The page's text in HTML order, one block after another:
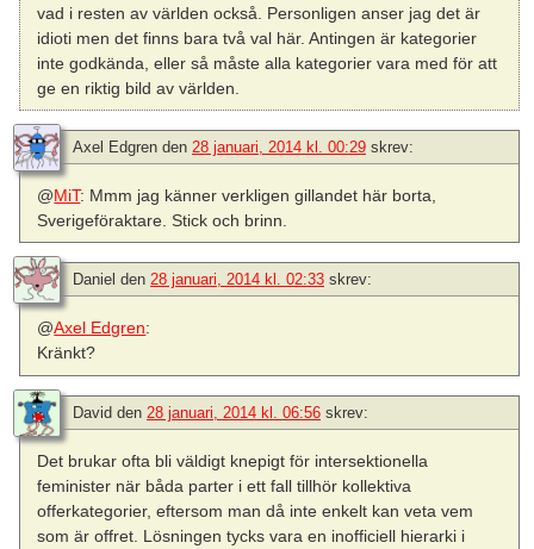
vad i resten av världen också. Personligen anser jag det är
idioti men det finns bara två val här. Antingen är kategorier
inte godkända, eller så måste alla kategorier vara med för att
ge en riktig bild av världen.
Axel Edgren den 28 januari, 2014 kl. 00:29 skrev:
@MiT: Mmm jag känner verkligen gillandet här borta,
Sverigeföraktare. Stick och brinn.
Daniel den 28 januari, 2014 kl. 02:33 skrev:
@Axel Edgren:
Kränkt?
David den 28 januari, 2014 kl. 06:56 skrev:
Det brukar ofta bli väldigt knepigt för intersektionella
feminister när båda parter i ett fall tillhör kollektiva
offerkategorier, eftersom man då inte enkelt kan veta vem
som är offret. Lösningen tycks vara en inofficiell hierarki i